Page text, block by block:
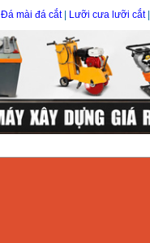
Đá mài đá cắt| Lưỡi cưa lưỡi cắt